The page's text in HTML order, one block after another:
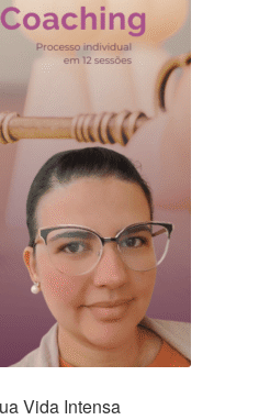
Vida Intensa